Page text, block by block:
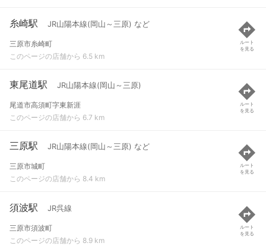
糸崎駅 JR山陽本線(岡山～三原) など
三原市糸崎町
このページの店舗から 6.5 km
ルート
を見る
東尾道駅 JR山陽本線(岡山～三原)
尾道市高須町字東新涯
このページの店舗から 6.7 km
ルート
を見る
三原駅 JR山陽本線(岡山～三原) など
三原市城町
このページの店舗から 8.4 km
ルート
を見る
須波駅 JR呉線
三原市須波町
このページの店舗から 8.9 km
ルート
を見る